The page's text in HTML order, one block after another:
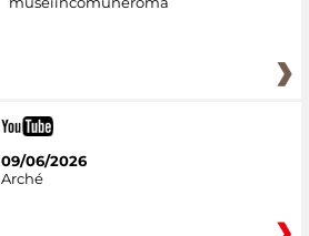
09/06/2026
Arché